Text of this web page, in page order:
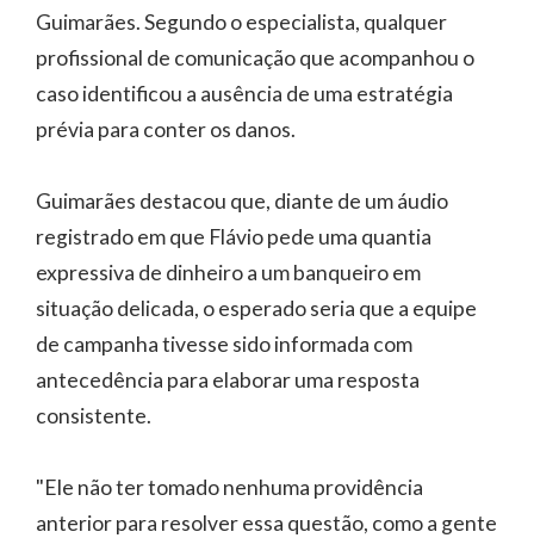
Guimarães. Segundo o especialista, qualquer
profissional de comunicação que acompanhou o
caso identificou a ausência de uma estratégia
prévia para conter os danos.
Guimarães destacou que, diante de um áudio
registrado em que Flávio pede uma quantia
expressiva de dinheiro a um banqueiro em
situação delicada, o esperado seria que a equipe
de campanha tivesse sido informada com
antecedência para elaborar uma resposta
consistente.
"Ele não ter tomado nenhuma providência
anterior para resolver essa questão, como a gente